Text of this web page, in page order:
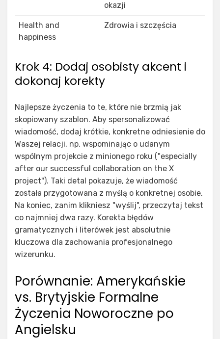
okazji
Health and
happiness
Zdrowia i szczęścia
Krok 4: Dodaj osobisty akcent i
dokonaj korekty
Najlepsze życzenia to te, które nie brzmią jak
skopiowany szablon. Aby spersonalizować
wiadomość, dodaj krótkie, konkretne odniesienie do
Waszej relacji, np. wspominając o udanym
wspólnym projekcie z minionego roku ("especially
after our successful collaboration on the X
project"). Taki detal pokazuje, że wiadomość
została przygotowana z myślą o konkretnej osobie.
Na koniec, zanim klikniesz "wyślij", przeczytaj tekst
co najmniej dwa razy. Korekta błędów
gramatycznych i literówek jest absolutnie
kluczowa dla zachowania profesjonalnego
wizerunku.
Porównanie: Amerykańskie
vs. Brytyjskie Formalne
Życzenia Noworoczne po
Angielsku